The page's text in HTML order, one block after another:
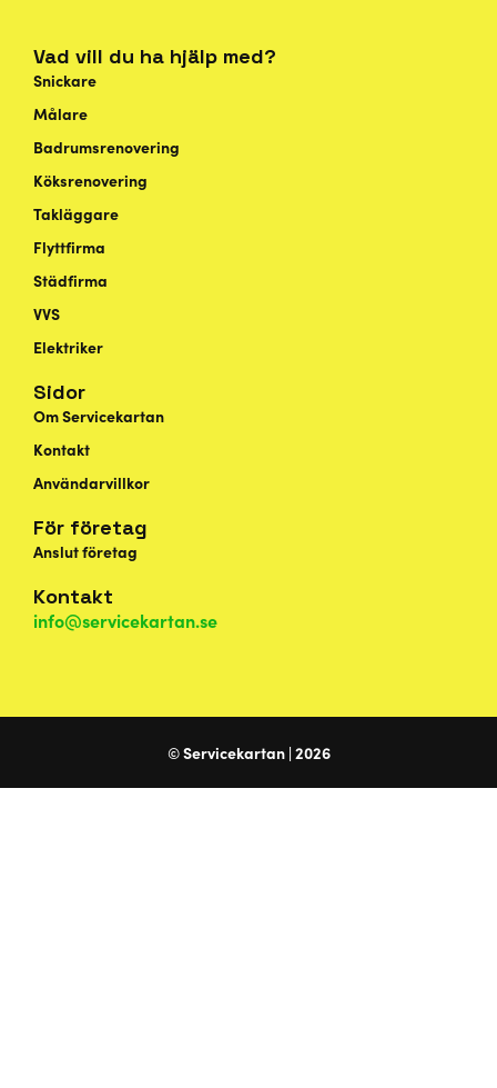
Vad vill du ha hjälp med?
Snickare
Målare
Badrumsrenovering
Köksrenovering
Takläggare
Flyttfirma
Städfirma
VVS
Elektriker
Sidor
Om Servicekartan
Kontakt
Användarvillkor
För företag
Anslut företag
Kontakt
info@servicekartan.se
© Servicekartan | 2026